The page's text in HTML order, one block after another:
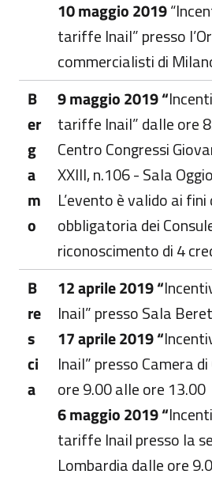
10 maggio 2019
tariffe Inail” presso
commercialisti di
B
er
g
a
m
o
9 maggio 2019“
tariffe Inail” dalle ore
Centro Congressi
XXIII, n.106 - Sala
L’evento è valido ai
obbligatoria dei
riconoscimento di 4
B
re
s
ci
a
12 aprile 2019 “
Inail” presso Sala
17 aprile 2019“
Inail” presso Camera
ore 9.00 alle ore 13.00
6 maggio 2019 “
tariffe Inail presso la
Lombardia dalle ore